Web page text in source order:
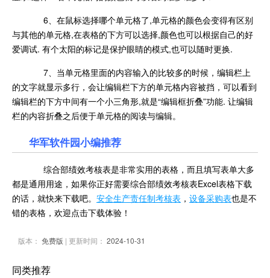
6、在鼠标选择哪个单元格了,单元格的颜色会变得有区别
与其他的单元格,在表格的下方可以选择,颜色也可以根据自己的好
爱调试. 有个太阳的标记是保护眼睛的模式,也可以随时更换.
7、当单元格里面的内容输入的比较多的时候，编辑栏上
的文字就显示多行，会让编辑栏下方的单元格内容被挡，可以看到
编辑栏的下方中间有一个小三角形,就是“编辑框折叠”功能. 让编辑
栏的内容折叠之后便于单元格的阅读与编辑。
华军软件园小编推荐
综合部绩效考核表是非常实用的表格，而且填写表单大多
都是通用用途，如果你正好需要综合部绩效考核表Excel表格下载
的话，就快来下载吧。 安全生产责任制考核表 ， 设备采购表也是不
错的表格，欢迎点击下载体验！
版本： 免费版 | 更新时间： 2024-10-31
同类推荐